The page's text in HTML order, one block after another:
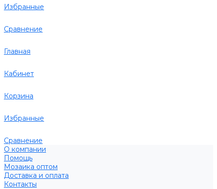
Избранные
Сравнение
Главная
Кабинет
Корзина
Избранные
Сравнение
О компании
Помощь
Мозаика оптом
Доставка и оплата
Контакты